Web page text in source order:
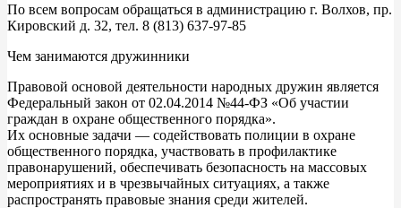
По всем вопросам обращаться в администрацию г. Волхов, пр.
Кировский д. 32, тел. 8 (813) 637-97-85
Чем занимаются дружинники
Правовой основой деятельности народных дружин является
Федеральный закон от 02.04.2014 №44-ФЗ «Об участии
граждан в охране общественного порядка».
Их основные задачи — содействовать полиции в охране
общественного порядка, участвовать в профилактике
правонарушений, обеспечивать безопасность на массовых
мероприятиях и в чрезвычайных ситуациях, а также
распространять правовые знания среди жителей.